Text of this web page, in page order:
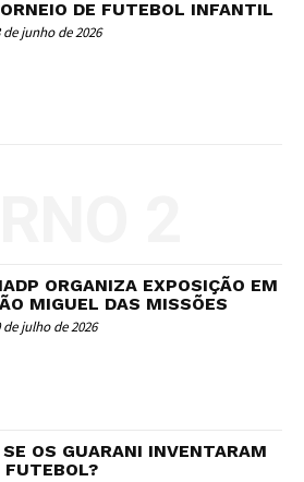
DE FUTEBOL INFANTIL
de junho de 2026
2
ORGANIZA EXPOSIÇÃO EM
MIGUEL DAS MISSÕES
de julho de 2026
SE OS GUARANI INVENTARAM
FUTEBOL?